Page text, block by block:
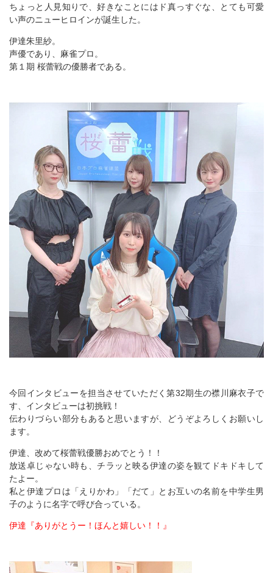
ちょっと人見知りで、好きなことにはド真っすぐな、とても可愛
い声のニューヒロインが誕生した。
伊達朱里紗。
声優であり、麻雀プロ。
第１期 桜蕾戦の優勝者である。
今回インタビューを担当させていただく第32期生の襟川麻衣子で
す、インタビューは初挑戦！
伝わりづらい部分もあると思いますが、どうぞよろしくお願いし
ます。
伊達、改めて桜蕾戦優勝おめでとう！！
放送卓じゃない時も、チラッと映る伊達の姿を観てドキドキして
たよー。
私と伊達プロは「えりかわ」「だて」とお互いの名前を中学生男
子のように名字で呼び合っている。
伊達『ありがとうー！ほんと嬉しい！！』